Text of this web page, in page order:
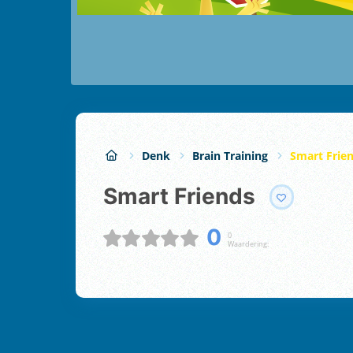
Denk Brain Training Smart
Smart Friends
0
0
Waardering: